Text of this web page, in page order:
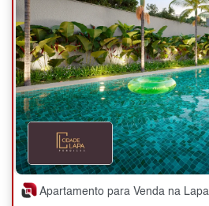
Apartamento para Venda na Lapa